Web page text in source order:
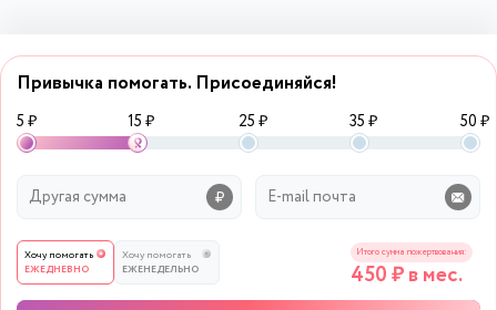
Привычка помогать. Присоединяйся!
5 ₽ 15 ₽ 25 ₽ 35 ₽ 50 ₽
Хочу помогать
ЕЖЕДНЕВНО
Хочу помогать
ЕЖЕНЕДЕЛЬНО
Итого сумма пожертвования:
450₽ в мес.